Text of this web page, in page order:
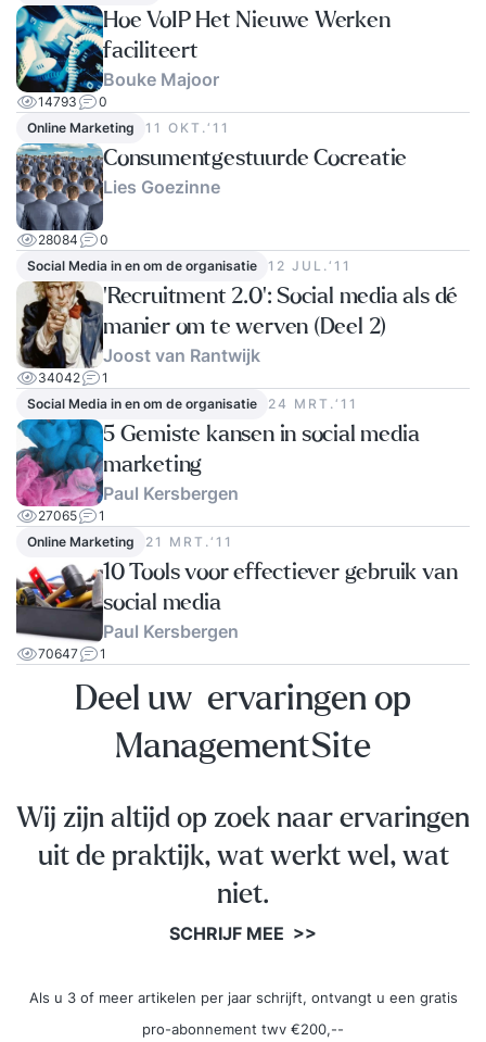
Hoe VoIP Het Nieuwe Werken
faciliteert
Bouke Majoor
14793
0
Online Marketing
11 OKT.‘11
Consumentgestuurde Cocreatie
Lies Goezinne
28084
0
Social Media in en om de organisatie
12 JUL.‘11
‘Recruitment 2.0’: Social media als dé
manier om te werven (Deel 2)
Joost van Rantwijk
34042
1
Social Media in en om de organisatie
24 MRT.‘11
5 Gemiste kansen in social media
marketing
Paul Kersbergen
27065
1
Online Marketing
21 MRT.‘11
10 Tools voor effectiever gebruik van
social media
Paul Kersbergen
70647 1
Deel uw ervaringen op
ManagementSite
Wij zijn altijd op zoek naar ervaringen
uit de praktijk, wat werkt wel, wat
niet.
SCHRIJF MEE >>
Als u 3 of meer artikelen per jaar schrijft, ontvangt u een gratis
pro-abonnement twv €200,--